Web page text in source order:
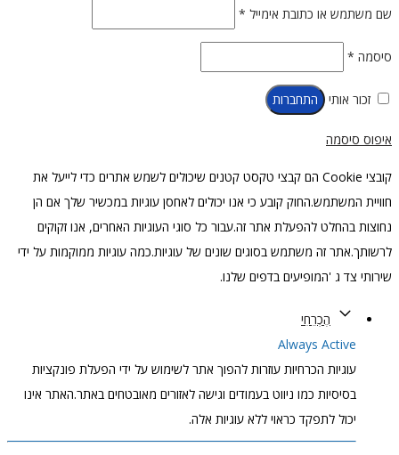
שם משתמש או כתובת אימייל *חובה
סיסמה *חובה
זכור אותי התחברות
איפוס סיסמה
קובצי Cookie הם קבצי טקסט קטנים שיכולים לשמש אתרים כדי לייעל את
חוויית המשתמש.החוק קובע כי אנו יכולים לאחסן עוגיות במכשיר שלך אם הן
נחוצות בהחלט להפעלת אתר זה.עבור כל סוגי העוגיות האחרים, אנו זקוקים
לרשותך.אתר זה משתמש בסוגים שונים של עוגיות.כמה עוגיות ממוקמות על ידי
שירותי צד ג 'המופיעים בדפים שלנו.
הֶכְרֵחִי
Always Active
עוגיות הכרחיות עוזרות להפוך אתר לשימוש על ידי הפעלת פונקציות
בסיסיות כמו ניווט בעמודים וגישה לאזורים מאובטחים באתר.האתר אינו
יכול לתפקד כראוי ללא עוגיות אלה.